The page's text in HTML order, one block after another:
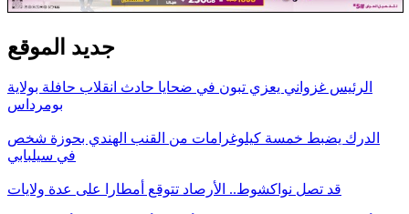
جديد الموقع
الرئيس غزواني يعزي تبون في ضحايا حادث انقلاب حافلة بولاية
بومرداس
الدرك يضبط خمسة كيلوغرامات من القنب الهندي بحوزة شخص
في سيلبابي
قد تصل نواكشوط.. الأرصاد تتوقع أمطارا على عدة ولايات